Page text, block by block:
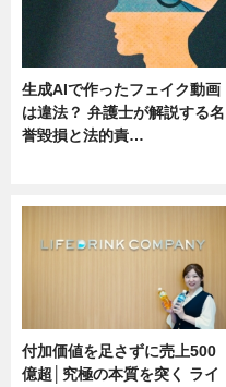
生成AIで作ったフェイク動画
は違法？ 弁護士が解説する名
誉毀損と法的責…
付加価値を足さずに売上500
億超│究極の本質を突く ライ